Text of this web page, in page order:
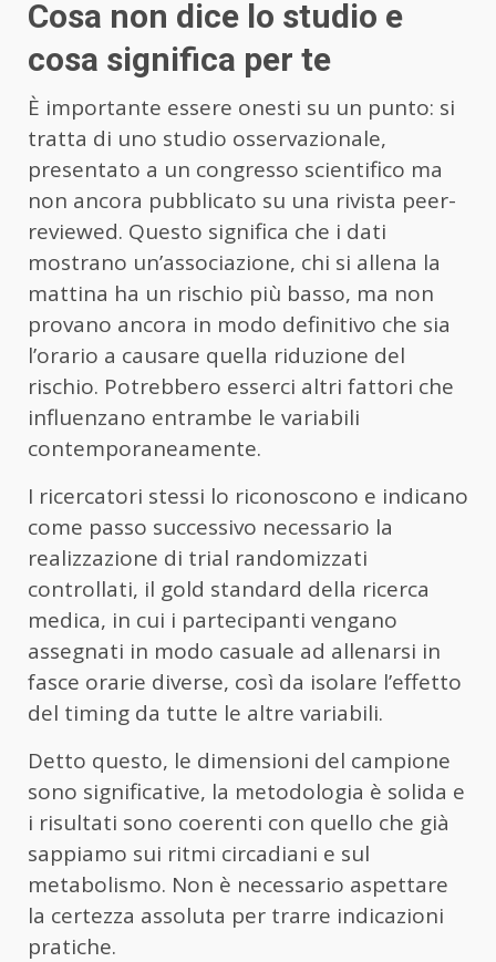
Cosa non dice lo studio e
cosa significa per te
È importante essere onesti su un punto: si
tratta di uno studio osservazionale,
presentato a un congresso scientifico ma
non ancora pubblicato su una rivista peer-
reviewed. Questo significa che i dati
mostrano un’associazione, chi si allena la
mattina ha un rischio più basso, ma non
provano ancora in modo definitivo che sia
l’orario a causare quella riduzione del
rischio. Potrebbero esserci altri fattori che
influenzano entrambe le variabili
contemporaneamente.
I ricercatori stessi lo riconoscono e indicano
come passo successivo necessario la
realizzazione di trial randomizzati
controllati, il gold standard della ricerca
medica, in cui i partecipanti vengano
assegnati in modo casuale ad allenarsi in
fasce orarie diverse, così da isolare l’effetto
del timing da tutte le altre variabili.
Detto questo, le dimensioni del campione
sono significative, la metodologia è solida e
i risultati sono coerenti con quello che già
sappiamo sui ritmi circadiani e sul
metabolismo. Non è necessario aspettare
la certezza assoluta per trarre indicazioni
pratiche.